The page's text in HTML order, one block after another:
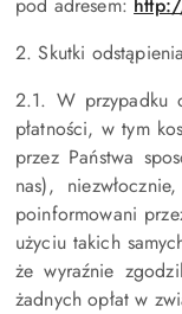
2. Skutki
2.1. W przypadku
płatności, w tym
przez Państwa
nas),
poinformowani
użyciu takich
że wyraźnie
żadnych opłat w